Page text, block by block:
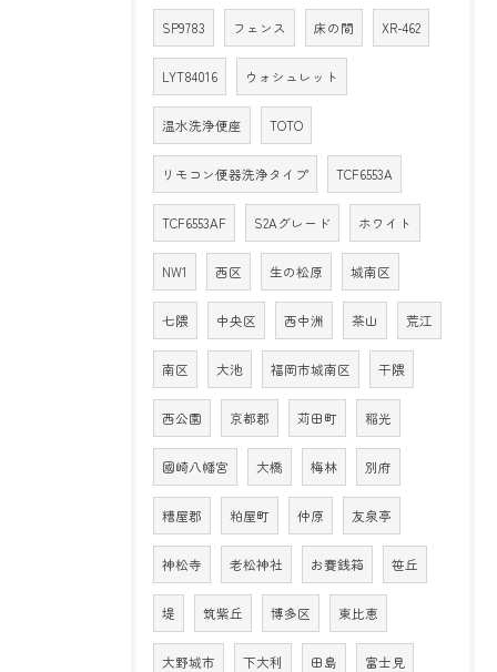
SP9783 フェンス 床の間 XR-462
LYT84016 ウォシュレット
温水洗浄便座 TOTO
リモコン便器洗浄タイプ TCF6553A
TCF6553AF S2Aグレード ホワイト
NW1 西区 生の松原 城南区
七隈 中央区 西中洲 茶山 荒江
南区 大池 福岡市城南区 干隈
西公園 京都郡 苅田町 稲光
國崎八幡宮 大橋 梅林 別府
糟屋郡 粕屋町 仲原 友泉亭
神松寺 老松神社 お賽銭箱 笹丘
堤 筑紫丘 博多区 東比恵
大野城市 下大利 田島 富士見